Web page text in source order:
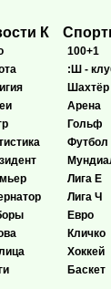
К
100+1
:Ш -
Шахтёр
Арена
Гольф
Футбол
Лига Е
Лига Ч
Евро
Кличко
Хоккей
Баскет